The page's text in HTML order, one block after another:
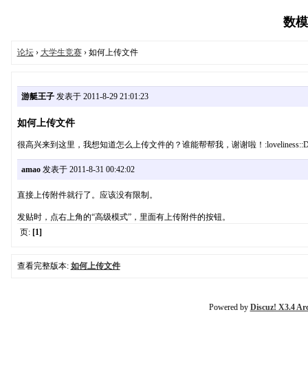
数
论坛› 大学生竞赛› 如何上传文件
游艇王子发表于 2011-8-29 21:01:23
如何上传文件
很高兴来到这里，我想知道怎么上传文件的？谁能帮帮我，谢谢啦！
amao发表于 2011-8-31 00:42:02
直接上传附件就行了。应该没有限制。
发贴时，点右上角的“高级模式”，里面有上传附件的按钮。
页: [1]
查看完整版本: 如何上传文件
Powered by Discuz! X3.4